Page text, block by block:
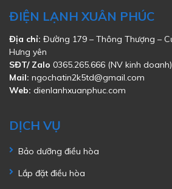
ĐIỆN LẠNH XUÂN PHÚC
Địa chỉ: Đường 179 – Thông Thượng –
Hưng yên
SĐT/ Zalo 0365.265.666 (NV kinh doanh)
Mail: ngochatin2k5td@gmail.com
Web: dienlanhxuanphuc.com
DỊCH VỤ
Bảo dưỡng điều hòa
Lắp đặt điều hòa